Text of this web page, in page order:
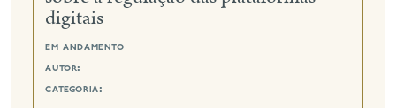
digitais
em andamento
autor:
categoria: